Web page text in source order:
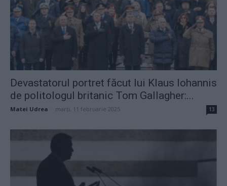
Devastatorul portret făcut lui Klaus Iohannis
de politologul britanic Tom Gallagher:...
Matei Udrea marți, 11 februarie 2025 13